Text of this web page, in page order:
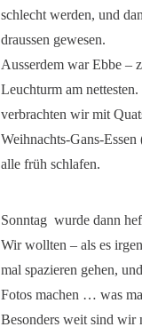
schlecht werden, und
draussen gewesen.
Ausserdem war Ebbe –
Leuchturm am
verbrachten wir mit
Weihnachts-Gans-
alle früh schlafen.
Sonntag wurde dann
Wir wollten – als es
mal spazieren gehen,
Fotos machen … was
Besonders weit sind wir